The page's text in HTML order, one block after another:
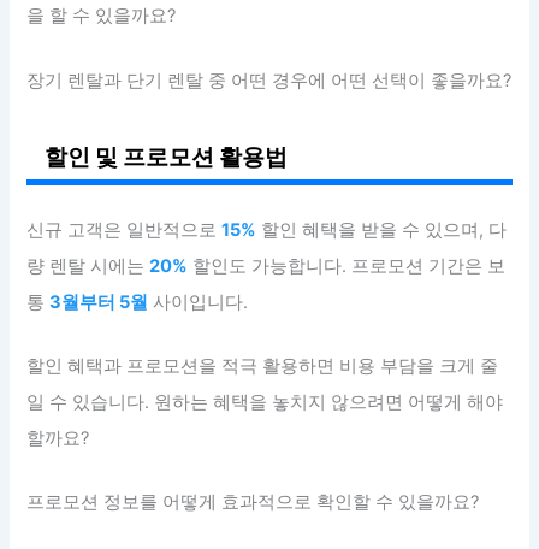
을 할 수 있을까요?
장기 렌탈과 단기 렌탈 중 어떤 경우에 어떤 선택이 좋을까요?
할인 및 프로모션 활용법
신규 고객은 일반적으로15% 할인 혜택을 받을 수 있으며, 다
량 렌탈 시에는20% 할인도 가능합니다. 프로모션 기간은 보
통3월부터 5월 사이입니다.
할인 혜택과 프로모션을 적극 활용하면 비용 부담을 크게 줄
일 수 있습니다. 원하는 혜택을 놓치지 않으려면 어떻게 해야
할까요?
프로모션 정보를 어떻게 효과적으로 확인할 수 있을까요?